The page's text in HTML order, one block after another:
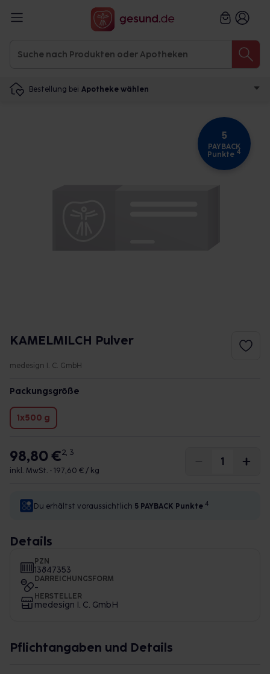
Bestellung bei Apotheke wählen
5
PAYBACK
Punkte 4
KAMELMILCH Pulver
medesign I. C. GmbH
Packungsgröße
1x500 g
98,80 €2, 3
inkl. MwSt. • 197,60 € / kg
Du erhältst voraussichtlich 5 PAYBACK Punkte 4
Details
PZN
13847353
DARREICHUNGSFORM
-
HERSTELLER
medesign I. C. GmbH
Pflichtangaben und Details